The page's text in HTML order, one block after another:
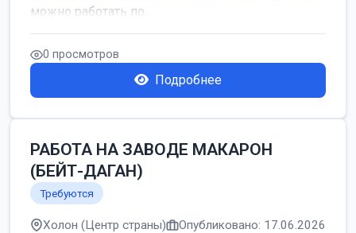
можно работать по...
0 просмотров
Подробнее
РАБОТА НА ЗАВОДЕ МАКАРОН
(БЕЙТ-ДАГАН)
Требуются
Холон (Центр страны) Опубликовано: 17.06.2026